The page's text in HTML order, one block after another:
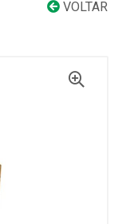
VOLTAR